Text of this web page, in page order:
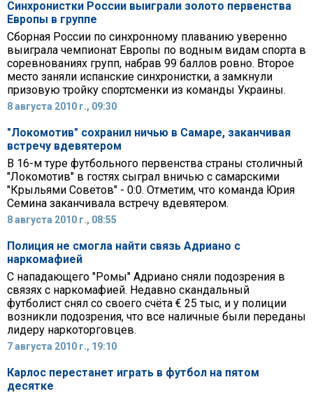
Синхронистки России выиграли золото первенства
Европы в группе
Сборная России по синхронному плаванию уверенно
выиграла чемпионат Европы по водным видам спорта в
соревнованиях групп, набрав 99 баллов ровно. Второе
место заняли испанские синхронистки, а замкнули
призовую тройку спортсменки из команды Украины.
8 августа 2010 г., 09:30
"Локомотив" сохранил ничью в Самаре, заканчивая
встречу вдевятером
В 16-м туре футбольного первенства страны столичный
"Локомотив" в гостях сыграл вничью с самарскими
"Крыльями Советов" - 0:0. Отметим, что команда Юрия
Семина заканчивала встречу вдевятером.
8 августа 2010 г., 08:55
Полиция не смогла найти связь Адриано с
наркомафией
С нападающего "Ромы" Адриано сняли подозрения в
связях с наркомафией. Недавно скандальный
футболист снял со своего счёта € 25 тыс, и у полиции
возникли подозрения, что все наличные были переданы
лидеру наркоторговцев.
7 августа 2010 г., 19:10
Карлос перестанет играть в футбол на пятом
десятке